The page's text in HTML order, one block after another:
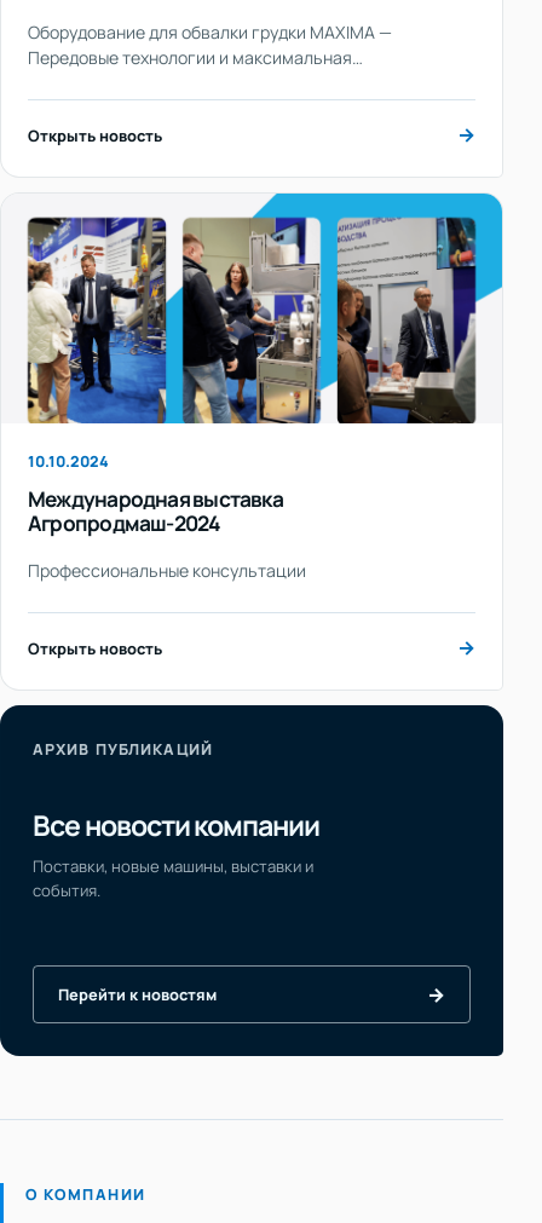
Оборудование для обвалки грудки MAXIMA —
Передовые технологии и максимальная
Открыть новость →
10.10.2024
Международная выставка
Агропродмаш-2024
Профессиональные консультации
Открыть новость →
АРХИВ ПУБЛИКАЦИЙ
Все новости компании
Поставки, новые машины, выставки и
события.
Перейти к новостям →
О КОМПАНИИ